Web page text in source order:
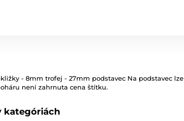
- 8mm trofej - 27mm podstavec Na podstavec lze
není zahrnuta cena štítku.
kategóriách